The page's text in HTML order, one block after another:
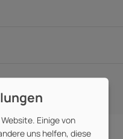
Einige von
uns helfen, diese